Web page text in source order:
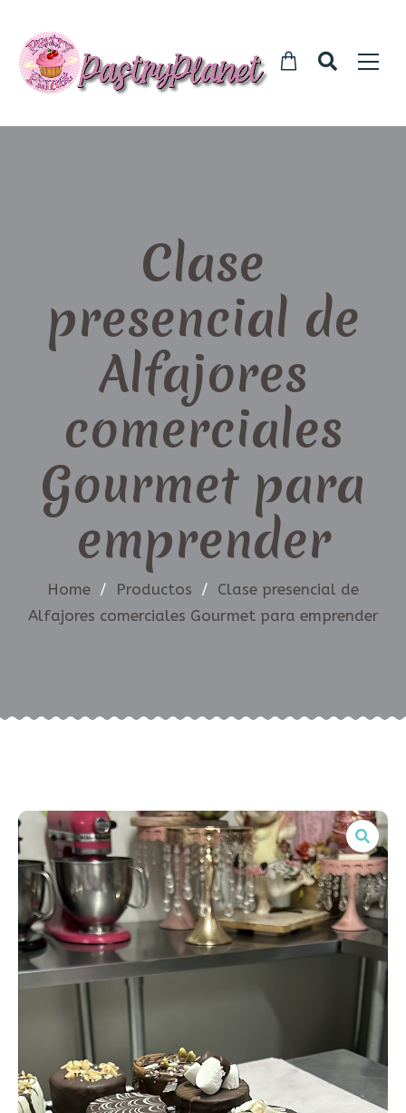
Clase
presencial de
Alfajores
comerciales
Gourmet para
emprender
Home / Productos / Clase presencial de
Alfajores comerciales Gourmet para emprender